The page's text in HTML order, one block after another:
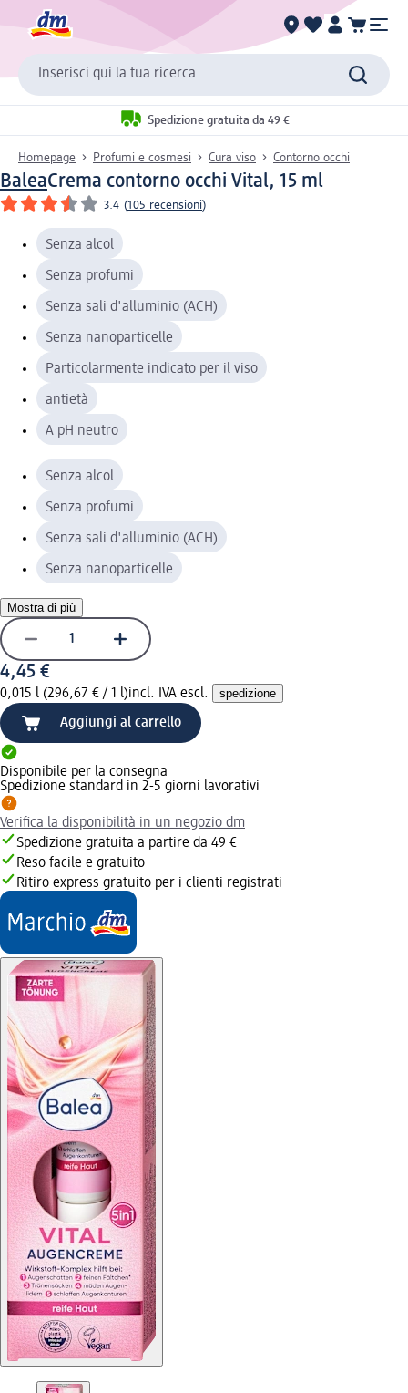
Inserisci qui la tua ricerca
Spedizione gratuita da 49 €
Homepage Profumi e cosmesi Cura viso Contorno occhi
BaleaCrema contorno occhi Vital, 15 ml
3.4 (105 recensioni)
Senza alcol
Senza profumi
Senza sali d'alluminio (ACH)
Senza nanoparticelle
Particolarmente indicato per il viso
antietà
A pH neutro
Senza alcol
Senza profumi
Senza sali d'alluminio (ACH)
Senza nanoparticelle
Mostra di più
4,45 €
0,015 l (296,67 € / 1 l)incl. IVA escl. spedizione
Aggiungi al carrello
Disponibile per la consegna
Spedizione standard in 2-5 giorni lavorativi
Verifica la disponibilità in un negozio dm
Spedizione gratuita a partire da 49 €
Reso facile e gratuito
Ritiro express gratuito per i clienti registrati